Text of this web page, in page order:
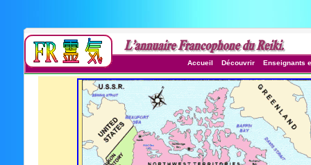
Accueil Découvrir Enseignants